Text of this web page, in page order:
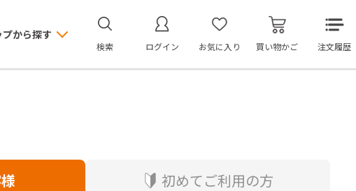
プから探す
検索 ログイン お気に入り 買い物かご 注文履歴
初めてご利用の方